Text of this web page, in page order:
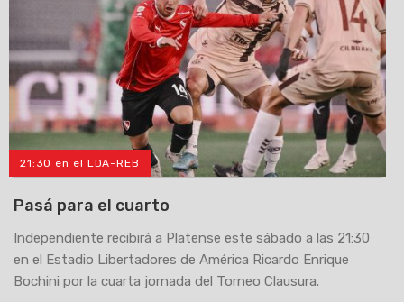
21:30 en el LDA-REB
Pasá para el cuarto
Independiente recibirá a Platense este sábado a las 21:30
en el Estadio Libertadores de América Ricardo Enrique
Bochini por la cuarta jornada del Torneo Clausura.